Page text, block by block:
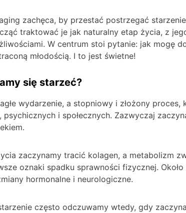
zachęca, by przestać postrzegać
traktować je jak naturalny etap życia, z
W centrum stoi pytanie: jak mogę
młodością. I to jest świetne!
się starzeć?
wydarzenie, a stopniowy i złożony
i społecznych. Zazwyczaj
zaczynamy tracić kolagen, a metabolizm
oznaki spadku sprawności fizycznej.
hormonalne i neurologiczne.
często odczuwamy wtedy, gdy